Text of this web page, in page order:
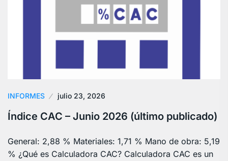
INFORMES julio 23, 2026
Índice CAC – Junio 2026 (último publicado)
General: 2,88 % Materiales: 1,71 % Mano de obra: 5,19
% ¿Qué es Calculadora CAC? Calculadora CAC es un